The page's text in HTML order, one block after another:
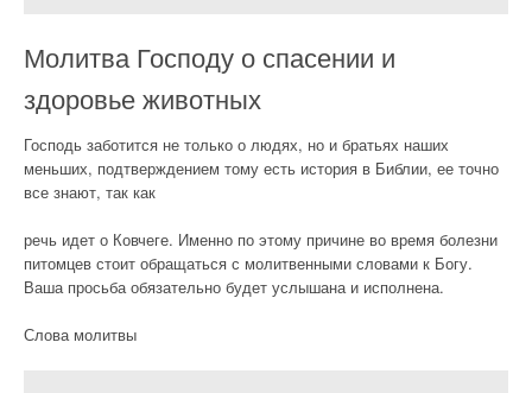
Молитва Господу о спасении и
здоровье животных
Господь заботится не только о людях, но и братьях наших
меньших, подтверждением тому есть история в Библии, ее точно
все знают, так как
речь идет о Ковчеге. Именно по этому причине во время болезни
питомцев стоит обращаться с молитвенными словами к Богу.
Ваша просьба обязательно будет услышана и исполнена.
Слова молитвы